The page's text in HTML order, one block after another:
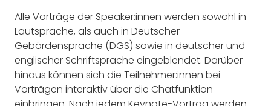
Alle Vorträge der Speaker:innen werden sowohl in
Lautsprache, als auch in Deutscher
Gebärdensprache (DGS) sowie in deutscher und
englischer Schriftsprache eingeblendet. Darüber
hinaus können sich die Teilnehmer:innen bei
Vorträgen interaktiv über die Chatfunktion